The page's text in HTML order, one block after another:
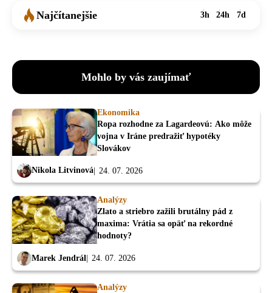
Najčítanejšie 3h 24h 7d
Mohlo by vás zaujímať
Ekonomika
Ropa rozhodne za Lagardeovú: Ako môže
vojna v Iráne predražiť hypotéky
Slovákov
Nikola Litvinová 24. 07. 2026
Analýzy
Zlato a striebro zažili brutálny pád z
maxima: Vrátia sa opäť na rekordné
hodnoty?
Marek Jendrál 24. 07. 2026
Analýzy